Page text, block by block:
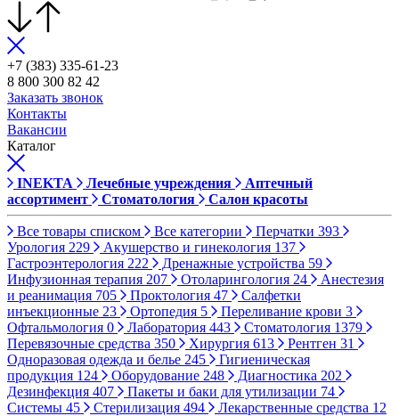
+7 (383) 335-61-23
8 800 300 82 42
Заказать звонок
Контакты
Вакансии
Каталог
INEKTA Лечебные учреждения
Аптечный
ассортимент
Стоматология Салон красоты
Все товары списком Все категории Перчатки 393
Урология 229 Акушерство и гинекология 137
Гастроэнтерология 222 Дренажные устройства 59
Инфузионная терапия 207 Отоларингология 24
Анестезия
и реанимация 705 Проктология 47
Салфетки
инъекционные 23 Ортопедия 5 Переливание крови 3
Офтальмология 0 Лаборатория 443 Стоматология 1379
Перевязочные средства 350 Хирургия 613 Рентген 31
Одноразовая одежда и белье 245
Гигиеническая
продукция 124 Оборудование 248 Диагностика 202
Дезинфекция 407 Пакеты и баки для утилизации 74
Системы 45 Стерилизация 494 Лекарственные средства 12